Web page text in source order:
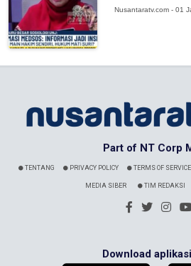
Nusantaratv.com - 01
Part of NT Corp
TENTANG PRIVACY POLICY TERMS OF
MEDIA SIBER TIM REDAKSI
Download